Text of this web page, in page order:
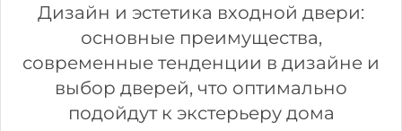
Дизайн и эстетика входной двери:
основные преимущества,
современные тенденции в дизайне и
выбор дверей, что оптимально
подойдут к экстерьеру дома